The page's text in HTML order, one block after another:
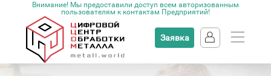
Внимание! Мы предоставили доступ всем авторизованным
пользователям к контактам Предприятий!
Заявка